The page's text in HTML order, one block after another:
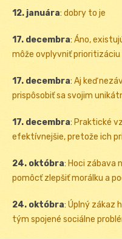
12. januára: dobry to je
17. decembra: Áno,
môže ovplyvniť prioritizáciu
17. decembra:Aj keď
prispôsobiť sa svojim
17. decembra: Praktické
efektívnejšie, pretože ich
24. októbra: Hoci zábava
pomôcť zlepšiť morálku a
24. októbra: Úplný zákaz
tým spojené sociálne